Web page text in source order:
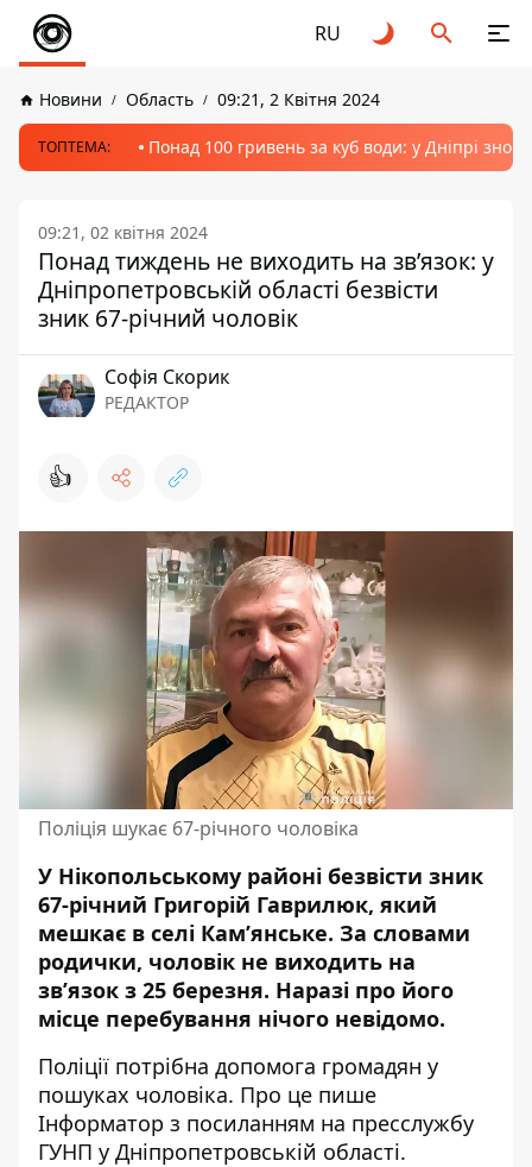
RU
Новини Область 09:21, 2 Квітня 2024
ТОПТЕМА: Понад 100 гривень за куб води: у Дніпрі
09:21, 02 квітня 2024
Понад тиждень не виходить на зв’язок: у
Дніпропетровській області безвісти
зник 67-річний чоловік
Софія Скорик
РЕДАКТОР
👍
Поліція шукає 67-річного чоловіка
У Нікопольському районі безвісти зник
67-річний Григорій Гаврилюк, який
мешкає в селі Кам’янське. За словами
родички, чоловік не виходить на
зв’язок з 25 березня. Наразі про його
місце перебування нічого невідомо.
Поліції потрібна допомога громадян у
пошуках чоловіка. Про це пише
Інформатор з посиланням на пресслужбу
ГУНП у Дніпропетровській області.